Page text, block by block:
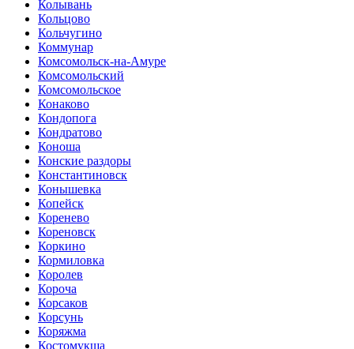
Колывань
Кольцово
Кольчугино
Коммунар
Комсомольск-на-Амуре
Комсомольский
Комсомольское
Конаково
Кондопога
Кондратово
Коноша
Конские раздоры
Константиновск
Конышевка
Копейск
Коренево
Кореновск
Коркино
Кормиловка
Королев
Короча
Корсаков
Корсунь
Коряжма
Костомукша